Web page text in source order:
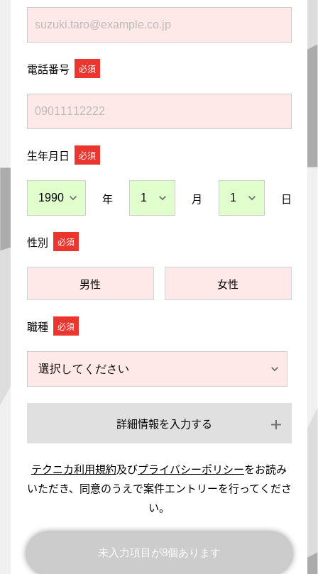
電話番号
生年月日
年 月 日
性別
男性 女性
職種
詳細情報を入力する
テクニカ利用規約及びプライバシーポリシーをお読み
いただき、同意のうえで案件エントリーを行ってくださ
い。
同意の上、確認画面へ
未入力項目が8個あります